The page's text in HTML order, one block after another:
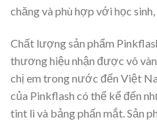
chăng và phù hợp với học sinh,
Chất lượng sản phẩm
thương hiệu nhận được vô
chị em trong nước đến Việt
của Pinkflash có thể kể đến
tint lì và bảng phấn mắt. Sản